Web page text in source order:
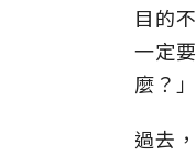
目的
一定
麼？
過去